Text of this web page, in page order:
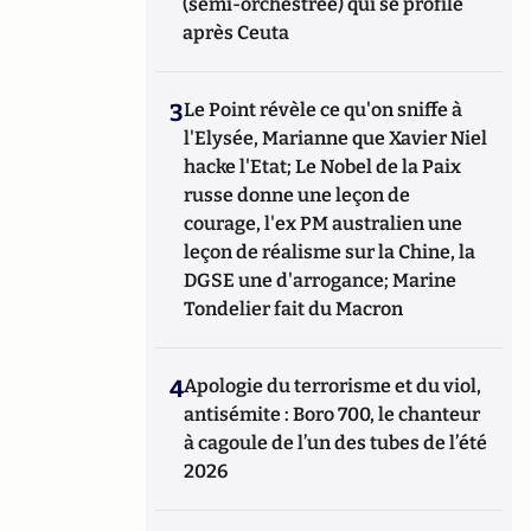
après Ceuta
3Le Point révèle ce qu'on sniffe à
l'Elysée, Marianne que Xavier Niel
hacke l'Etat; Le Nobel de la Paix
russe donne une leçon de
courage, l'ex PM australien une
leçon de réalisme sur la Chine, la
DGSE une d'arrogance; Marine
Tondelier fait du Macron
4Apologie du terrorisme et du viol,
antisémite : Boro 700, le chanteur
à cagoule de l’un des tubes de l’été
2026